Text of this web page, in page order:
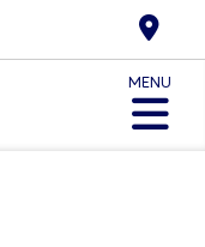
MENU